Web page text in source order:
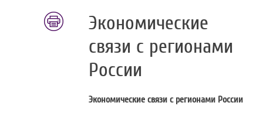
Экономические
связи с регионами
России
Экономические связи с регионами России